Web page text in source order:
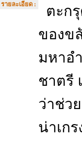
รายละเอียด :
ตะก
ของข
มหาอ
ชาตรี
ว่าช่ว
น่าเก